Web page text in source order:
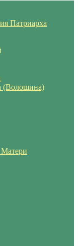
Патриарха
(Волошина)